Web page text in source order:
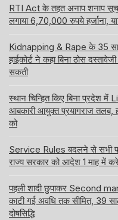
RTI Act के तहत अनाप शनाप
लगाया 6,70,000 रुपये हर्जाना,
Kidnapping & Rape के 35 साल
हाईकोर्ट ने कहा बिना ठोस
सकती
स्थान चिन्हित किए बिना प्रदेश
आबकारी आयुक्त प्रयागराज तलब,
को
Service Rules बदलने से सभी पद
राज्य सरकार को आदेश 1 माह में
पहली शादी छुपाकर Second
काटी गई अवधि तक सीमित, 39
दोषसिद्धि